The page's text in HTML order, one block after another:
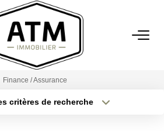
ACHETER
Finance / Assurance
critères de recherche